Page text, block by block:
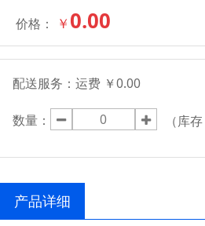
价格： ￥ 0.00
配送服务： 运费 ￥0.00
数量： （库存
产品详细